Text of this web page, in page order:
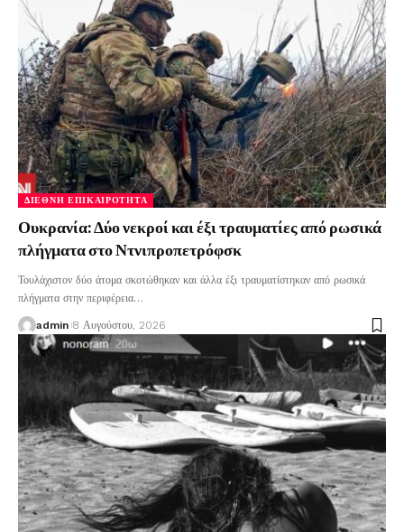
ΔΙΕΘΝΉ ΕΠΙΚΑΙΡΌΤΗΤΑ
Ουκρανία: Δύο νεκροί και έξι τραυματίες από ρωσικά
πλήγματα στο Ντνιπροπετρόφσκ
Τουλάχιστον δύο άτομα σκοτώθηκαν και άλλα έξι τραυματίστηκαν από ρωσικά
πλήγματα στην περιφέρεια…
admin 8 Αυγούστου, 2026